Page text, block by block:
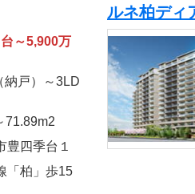
～5,900万
納戸）～3LD
71.89m2
豊四季台１
「柏」歩15
ルネ柏デ